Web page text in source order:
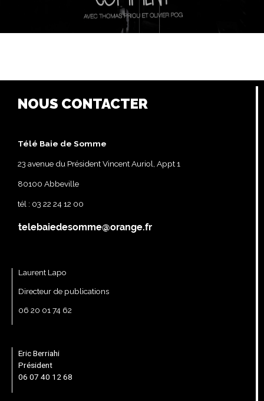
NOUS CONTACTER
Télé Baie de Somme
23 avenue du Président Vincent Auriol, Appt 1
80100 Abbeville
tél : 03 22 24 12 00
Laurent Lapo
Directeur de publications
06 20 01 74 62
Eric Berriahi
Président
06 07 40 12 68